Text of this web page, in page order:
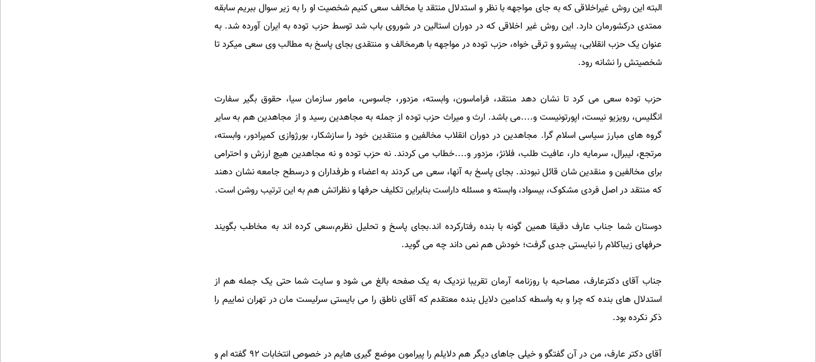
البته این روش غیراخلاقی که به جای مواجهه با نظر و استدلال منتقد یا مخالف سعی کنیم شخصیت او را به زیر سوال ببریم سابقه
ممتدی درکشورمان دارد. این روش غیر اخلاقی که در دوران استالین در شوروی باب شد توسط حزب توده به ایران آورده شد. به
عنوان یک حزب انقلابی، پیشرو و ترقی خواه، حزب توده در مواجهه با هرمخالف و منتقدی بجای پاسخ به مطالب وی سعی میکرد تا
شخصیتش را نشانه رود.
حزب توده سعی می کرد تا نشان دهد منتقد، فراماسون، وابسته، مزدور، جاسوس، مامور سازمان سیا، حقوق بگیر سفارت
انگلیس، رویزیو نیست، اپورتونیست و....می باشد. ارث و میراث حزب توده از جمله به مجاهدین رسید و از مجاهدین هم به سایر
گروه های مبارز سیاسی اسلام گرا. مجاهدین در دوران انقلاب مخالفین و منتقدین خود را سازشکار، بورژوازی کمپرادور، وابسته،
مرتجع، لیبرال، سرمایه دار، عافیت طلب، فلانژ، مزدور و....خطاب می کردند. نه حزب توده و نه مجاهدین هیچ ارزش و احترامی
برای مخالفین و منقدین شان قائل نبودند. بجای پاسخ به آنها، سعی می کردند به اعضاء و طرفداران و درسطح جامعه نشان دهند
که منتقد در اصل فردی مشکوک، بیسواد، وابسته و مسئله داراست بنابراین تکلیف حرفها و نظراتش هم به این ترتیب روشن است.
دوستان شما جناب عارف دقیقا همین گونه با بنده رفتارکرده اند.بجای پاسخ و تحلیل نظرم،سعی کرده اند به مخاطب بگویند
حرفهای زیباکلام را نبایستی جدی گرفت؛ خودش هم نمی داند چه می گوید.
جناب آقای دکترعارف، مصاحبه با روزنامه آرمان تقریبا نزدیک به یک صفحه بالغ می شود و سایت شما حتی یک جمله هم از
استدلال های بنده که چرا و به واسطه کدامین دلایل بنده معتقدم که آقای ناطق را می بایستی سرلیست مان در تهران نماییم را
ذکر نکرده بود.
آقای دکتر عارف، من در آن گفتگو و خیلی جاهای دیگر هم دلایلم را پیرامون موضع گیری هایم در خصوص انتخابات ۹۲ گفته ام و